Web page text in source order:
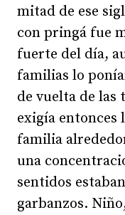
mitad de ese
con pringá fue
fuerte del día,
familias lo
de vuelta de las
exigía entonces
familia
una
sentidos
garbanzos.